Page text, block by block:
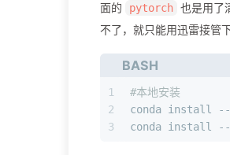
面的
pytorch 也是用了
不了，就只能用迅雷接管
BASH
1
2
3
#本地安装
conda install --
conda install --